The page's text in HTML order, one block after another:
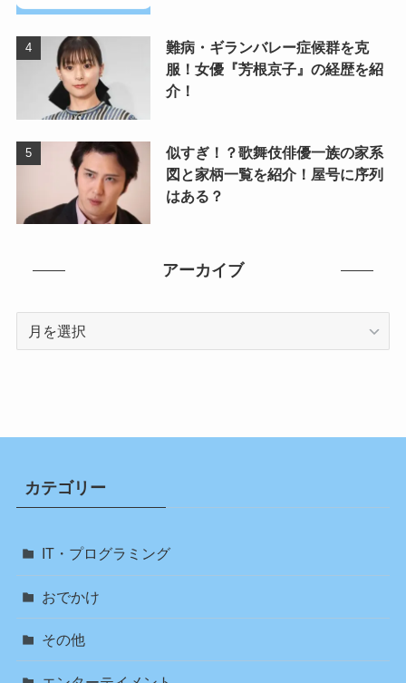
難病・ギランバレー症候群を克
服！女優『芳根京子』の経歴を紹
介！
似すぎ！？歌舞伎俳優一族の家系
図と家柄一覧を紹介！屋号に序列
はある？
アーカイブ
カテゴリー
IT・プログラミング
おでかけ
その他